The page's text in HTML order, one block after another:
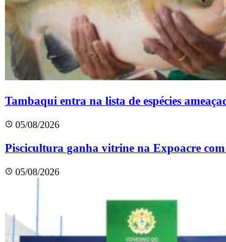
Tambaqui entra na lista de espécies
05/08/2026
Piscicultura ganha vitrine na Expoacre com
05/08/2026